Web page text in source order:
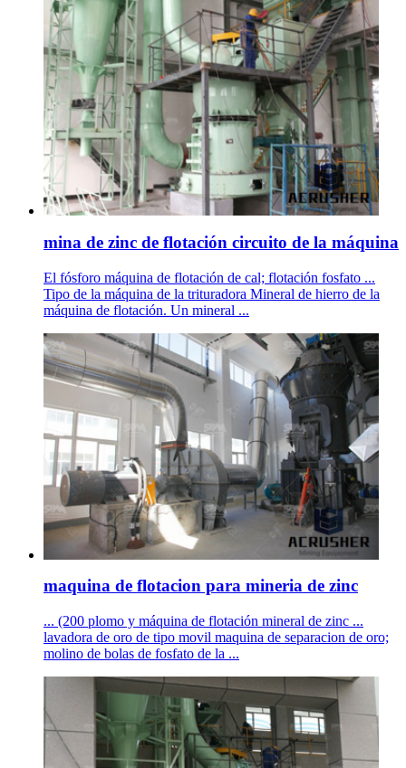
mina de zinc de flotación circuito de la máquina
El fósforo máquina de flotación de cal; flotación fosfato ...
Tipo de la máquina de la trituradora Mineral de hierro de la
máquina de flotación. Un mineral ...
maquina de flotacion para mineria de zinc
... (200 plomo y máquina de flotación mineral de zinc ...
lavadora de oro de tipo movil maquina de separacion de oro;
molino de bolas de fosfato de la ...